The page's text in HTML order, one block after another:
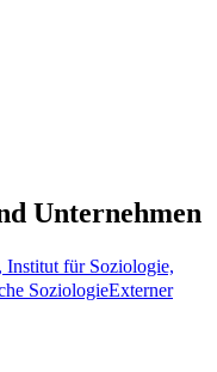
Unternehmen
Institut für Soziologie,
SoziologieExterner